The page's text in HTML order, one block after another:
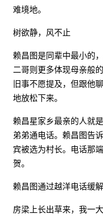
难境地。
树欲静，风不止
赖昌图是同辈中最小的
二哥则更多体现母亲般
旧事不愿提及，但跟他
地放松下来。
赖昌星家乡最亲的人就
弟弟通电话。赖昌图告
宾被选为村长。电话那
贺。
赖昌图通过越洋电话缓
房梁上长出草来，我一